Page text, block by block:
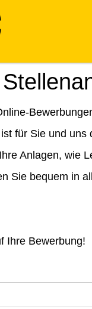
für Sie und uns
Anlagen, wie
Sie bequem in
Ihre Bewerbung!